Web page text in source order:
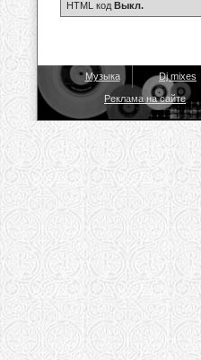
HTML код Выкл.
Музыка Dj mixes
Реклама на сайте